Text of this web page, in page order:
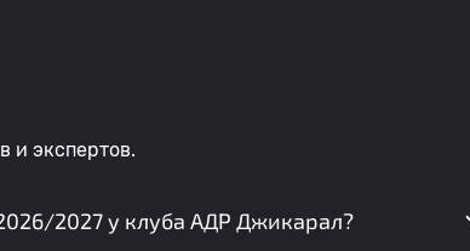
и экспертов.
2027 у клуба АДР Джикарал?